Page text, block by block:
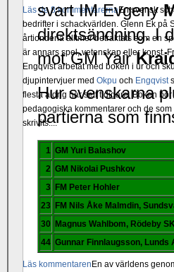
Läs de 8 kommentarernaEn svensk
bedrifter i schackvärlden. Glenn Ek på
årtiondena alltmer betraktats som en
är annars spel, vetenskap eller konst.
Engqvist arbetat med boken i ur och
djupintervjuer med Okpu och Engqvist
flesta aldrig har sett tidigare. Boken
pedagogiska kommentarer och de
skrivits....
Läs kommentaren En av världens
svart IM Evgeny
direktsändning. I
mot GM Yair
Hur svenskarna
partierna som
1 GM Yuri Balashov
2 GM Nikolai Pushkov
3 FM Peter Hohler
23 FM Nils Åke Malmdin,
30
Magnus Wahlbom, Rödeby
44 Gunnar Finnlaugsson, Lunds